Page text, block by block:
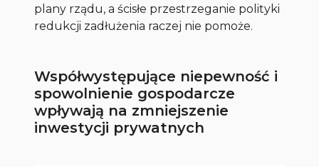
plany rządu, a ścisłe przestrzeganie polityki
redukcji zadłużenia raczej nie pomoże.
Współwystępujące niepewność i
spowolnienie gospodarcze
wpływają na zmniejszenie
inwestycji prywatnych